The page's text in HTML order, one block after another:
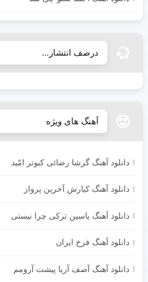
درصف انتشار...
آهنگ های ویژه
دانلود آهنگ گرشا رضائی کبوتر امّید
دانلود آهنگ کیارش آخرین پرواز
دانلود آهنگ یاسین ترکی چرا نیستی
دانلود آهنگ فرخ ایران
دانلود آهنگ آصف آریا پیشت آرومم